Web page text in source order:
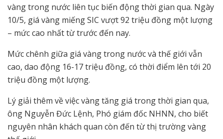
vàng trong nước liên tục biến động thời gian qua. Ngày
10/5, giá vàng miếng SIC vượt 92 triệu đồng một lượng
– mức cao nhất từ trước đến nay.
Mức chênh giữa giá vàng trong nước và thế giới vẫn
cao, dao động 16-17 triệu đồng, có thời điểm lên tới 20
triệu đồng một lượng.
Lý giải thêm về việc vàng tăng giá trong thời gian qua,
ông Nguyễn Đức Lệnh, Phó giám đốc NHNN, cho biết
nguyên nhân khách quan còn đến từ thị trường vàng